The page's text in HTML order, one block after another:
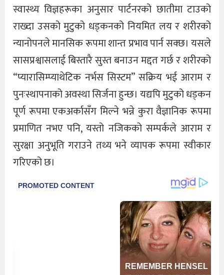
स्वास्थ्य विज्ञहरूका अनुसार पार्टनरको छातीमा टाउको
राख्दा उसको मुटुको धड्कनको नियमित लय र शरीरको
न्यानोपनले मानसिक रूपमा शान्त प्रभाव पार्न सक्छ। यसले
सासप्रश्वासलाई बिस्तारै सुस्त बनाउन मद्दत गर्छ र शरीरको
“प्यारासिम्प्याथेटिक नर्भस सिस्टम” सक्रिय भई आराम र
पुनःस्थापनाको अवस्था सिर्जना हुन्छ। यद्यपि मुटुको धड्कन
पूर्ण रूपमा एकअर्कासँग मिल्ने भन्ने कुरा वैज्ञानिक रूपमा
प्रमाणित नभए पनि, यस्तो नजिकको सम्पर्कले आराम र
सुरक्षा अनुभूति गराउने तथ्य भने व्यापक रूपमा स्वीकार
गरिएको छ।